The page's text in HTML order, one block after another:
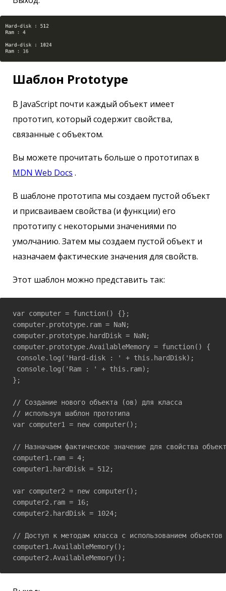
Шаблон Prototype
В JavaScript почти каждый объект имеет
прототип, который содержит свойства,
связанные с объектом.
Вы можете прочитать больше о прототипах в
MDN Web Docs .
В шаблоне прототипа мы создаем пустой объект
и присваиваем свойства (и функции) его
прототипу с некоторыми значениями по
умолчанию. Затем мы создаем пустой объект и
назначаем фактические значения для свойств.
Этот шаблон можно представить так:
var computer = function() {};
computer.prototype.ram = NaN;
computer.prototype.hardDisk = NaN;
computer.prototype.AvailableMemory = function() {
console.log('Hard-disk : ' + this.hardDisk);
console.log('Ram : ' + this.ram);
};
// Создание нового объекта (ов) для класса
// используя шаблон прототипа
var computer1 = new computer();
// Назначаем фактическое значение для свойства
computer1.ram = 4;
computer1.hardDisk = 512;
var computer2 = new computer();
computer2.ram = 16;
computer2.hardDisk = 1024;
// Доступ к методам класса с использованием объектов
computer1.AvailableMemory();
computer2.AvailableMemory();